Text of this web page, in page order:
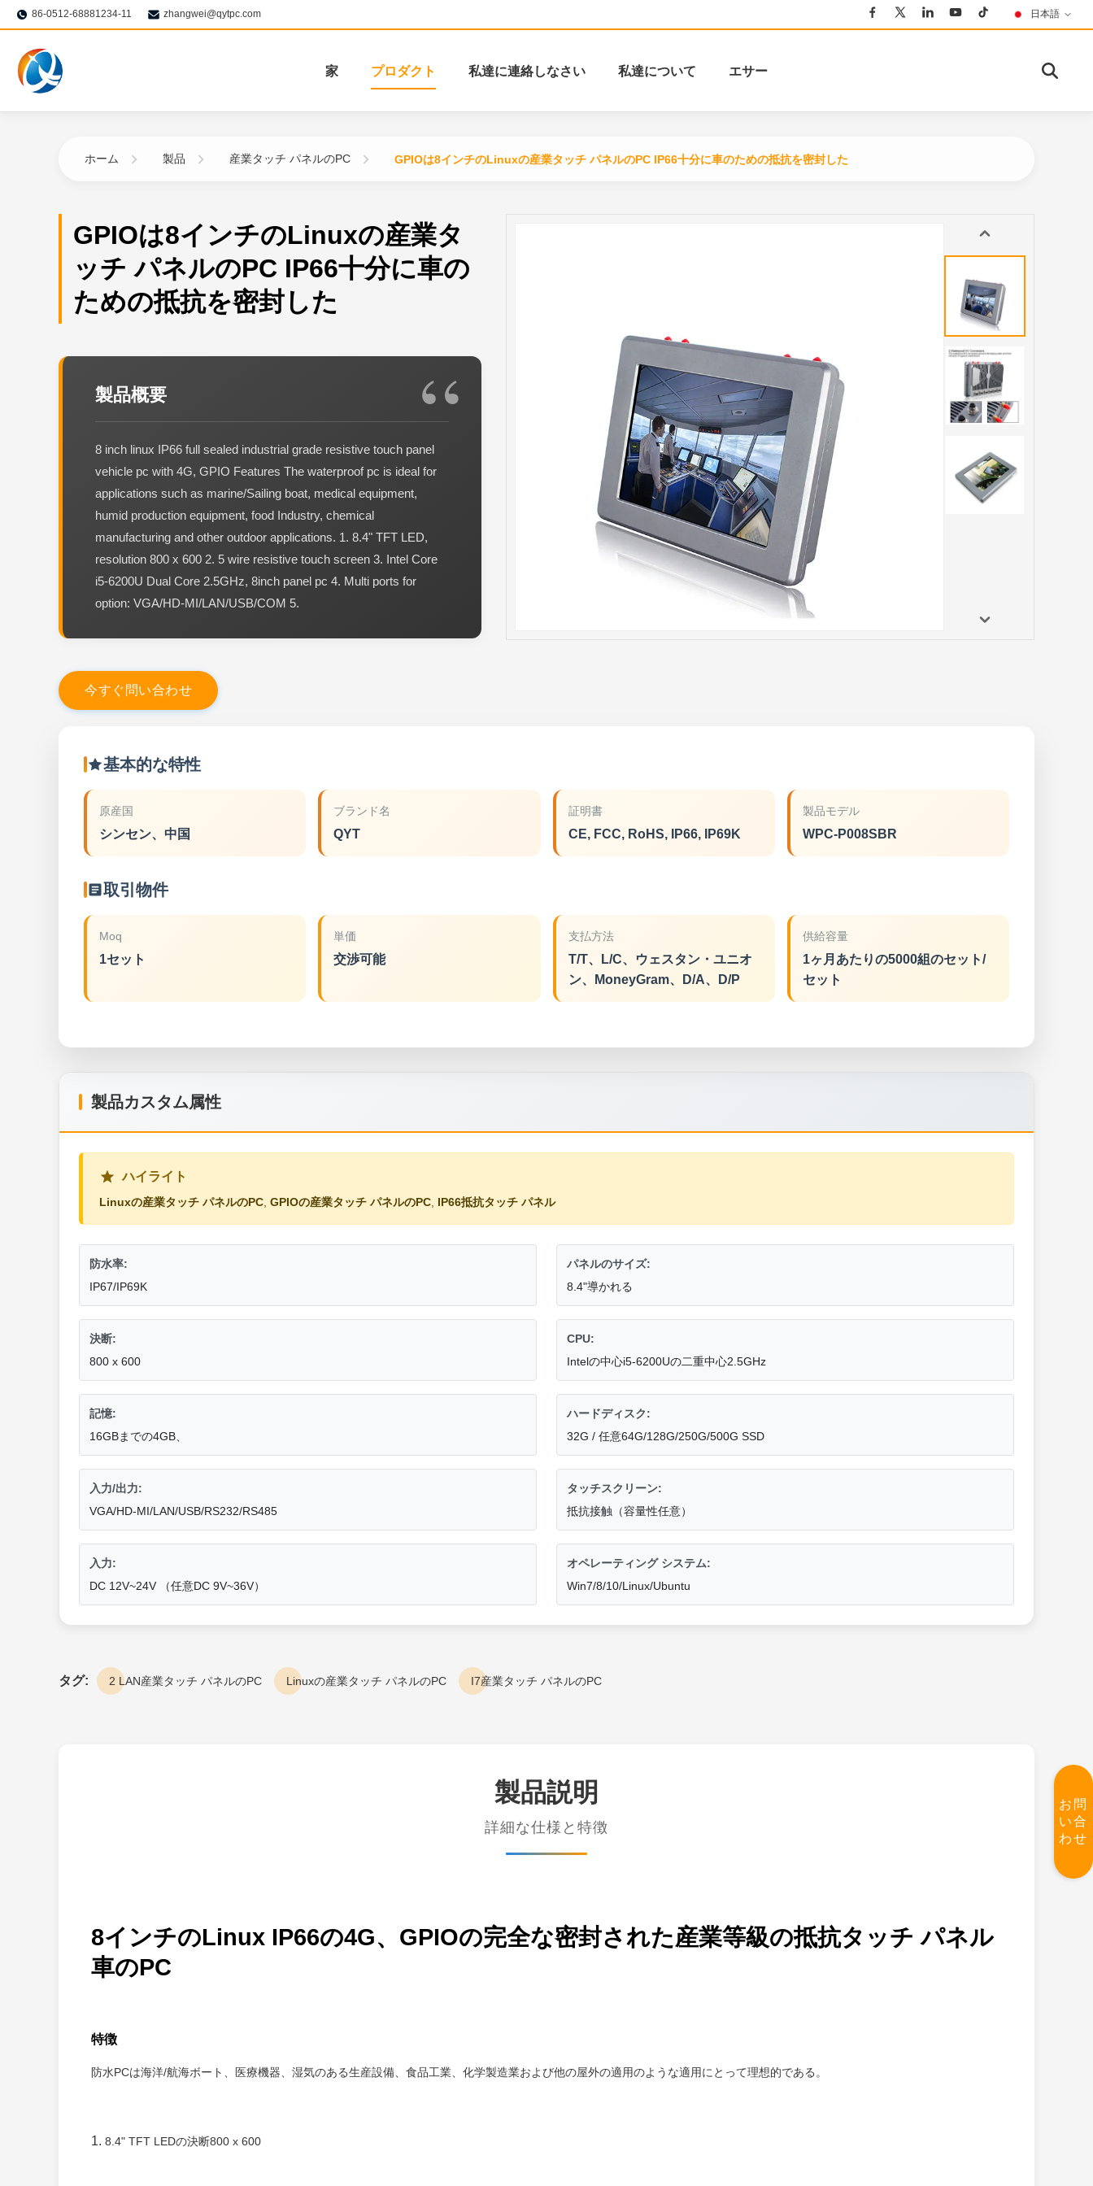
86-0512-68881234-11 zhangwei@qytpc.com 日本語
家 プロダクト 私達に連絡しなさい 私達について エサー
お問
い合
わせ
ホーム 製品 産業タッチ パネルのPC GPIOは8インチのLinuxの産業タッチ パネルのPC IP66十分に車のための抵抗を密封した
GPIOは8インチのLinuxの産業タ
ッチ パネルのPC IP66十分に車の
ための抵抗を密封した
製品概要
8 inch linux IP66 full sealed industrial grade resistive touch panel
vehicle pc with 4G, GPIO Features The waterproof pc is ideal for
applications such as marine/Sailing boat, medical equipment,
humid production equipment, food Industry, chemical
manufacturing and other outdoor applications. 1. 8.4" TFT LED,
resolution 800 x 600 2. 5 wire resistive touch screen 3. Intel Core
i5-6200U Dual Core 2.5GHz, 8inch panel pc 4. Multi ports for
option: VGA/HD-MI/LAN/USB/COM 5.
今す ぐ 問い合わせ
基本的な特性
原産国
シンセン、中国
ブランド名
QYT
証明書
CE, FCC, RoHS, IP66, IP69K
製品モデル
WPC-P008SBR
取引物件
Moq
1セット
単価
交渉可能
支払方法
T/T、L/C、ウェスタン・ユニオ
ン、MoneyGram、D/A、D/P
供給容量
1ヶ月あたりの5000組のセット/
セット
製品カスタム属性
ハイライト
Linuxの産業タッチ パネルのPC, GPIOの産業タッチ パネルのPC, IP66抵抗タッチ パネル
防水率:
IP67/IP69K
パネルのサイズ:
8.4"導かれる
決断:
800 x 600
CPU:
Intelの中心i5-6200Uの二重中心2.5GHz
記憶:
16GBまでの4GB、
ハードディスク:
32G / 任意64G/128G/250G/500G SSD
入力/出力:
VGA/HD-MI/LAN/USB/RS232/RS485
タッチスクリーン:
抵抗接触（容量性任意）
入力:
DC 12V~24V （任意DC 9V~36V）
オペレーティング システム:
Win7/8/10/Linux/Ubuntu
タグ: 2 LAN産業タッチ パネルのPC Linuxの産業タッチ パネルのPC I7産業タッチ パネルのPC
製品説明
詳細な仕様と特徴
8インチのLinux IP66の4G、GPIOの完全な密封された産業等級の抵抗タッチ パネル
車のPC
特徴
防水PCは海洋/航海ボート、医療機器、湿気のある生産設備、食品工業、化学製造業および他の屋外の適用のような適用にとって理想的である。
1. 8.4" TFT LEDの決断800 x 600